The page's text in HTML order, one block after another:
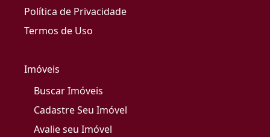
Política de Privacidade
Termos de Uso
Imóveis
Buscar Imóveis
Cadastre Seu Imóvel
Avalie seu Imóvel